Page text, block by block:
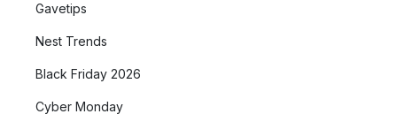
Gavetips
Nest Trends
Black Friday 2026
Cyber Monday